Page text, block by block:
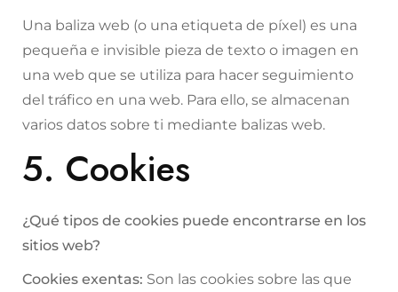
Una baliza web (o una etiqueta de píxel) es una
pequeña e invisible pieza de texto o imagen en
una web que se utiliza para hacer seguimiento
del tráfico en una web. Para ello, se almacenan
varios datos sobre ti mediante balizas web.
5. Cookies
¿Qué tipos de cookies puede encontrarse en los
sitios web?
Cookies exentas: Son las cookies sobre las que